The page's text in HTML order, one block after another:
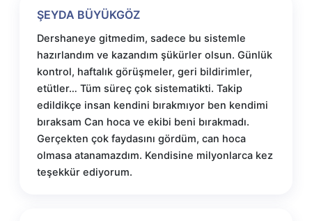
ŞEYDA BÜYÜKGÖZ
Dershaneye gitmedim, sadece bu sistemle
hazırlandım ve kazandım şükürler olsun. Günlük
kontrol, haftalık görüşmeler, geri bildirimler,
etütler… Tüm süreç çok sistematikti. Takip
edildikçe insan kendini bırakmıyor ben kendimi
bıraksam Can hoca ve ekibi beni bırakmadı.
Gerçekten çok faydasını gördüm, can hoca
olmasa atanamazdım. Kendisine milyonlarca kez
teşekkür ediyorum.